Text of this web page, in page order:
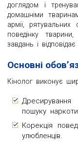
доглядом і
домашніми
армії,
поведінку
завдань і
Основні
Кінолог виконує
пошуку
Корекція
улюбленців.